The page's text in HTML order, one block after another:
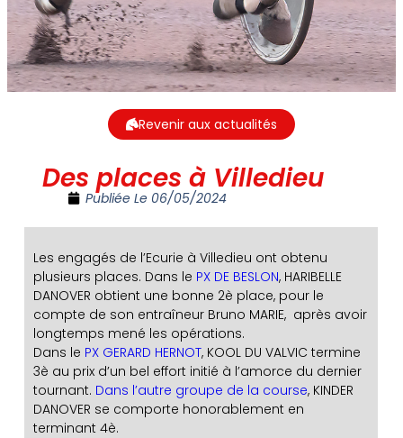
Revenir aux actualités
Des places à Villedieu
Publiée Le 06/05/2024
Les engagés de l’Ecurie à Villedieu ont obtenu
plusieurs places. Dans le PX DE BESLON, HARIBELLE
DANOVER obtient une bonne 2è place, pour le
compte de son entraîneur Bruno MARIE, après avoir
longtemps mené les opérations.
Dans le PX GERARD HERNOT, KOOL DU VALVIC termine
3è au prix d’un bel effort initié à l’amorce du dernier
tournant. Dans l’autre groupe de la course, KINDER
DANOVER se comporte honorablement en
terminant 4è.